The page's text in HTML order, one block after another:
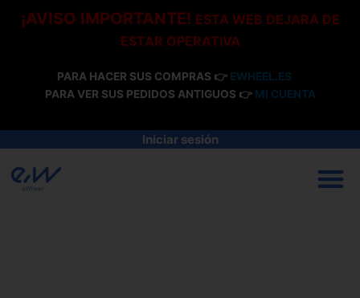
¡AVISO IMPORTANTE! ESTA WEB DEJARÁ DE
ESTAR OPERATIVA
PARA HACER SUS COMPRAS 👉 EWHEEL.ES
PARA VER SUS PEDIDOS ANTIGUOS 👉 MI CUENTA
Iniciar sesión